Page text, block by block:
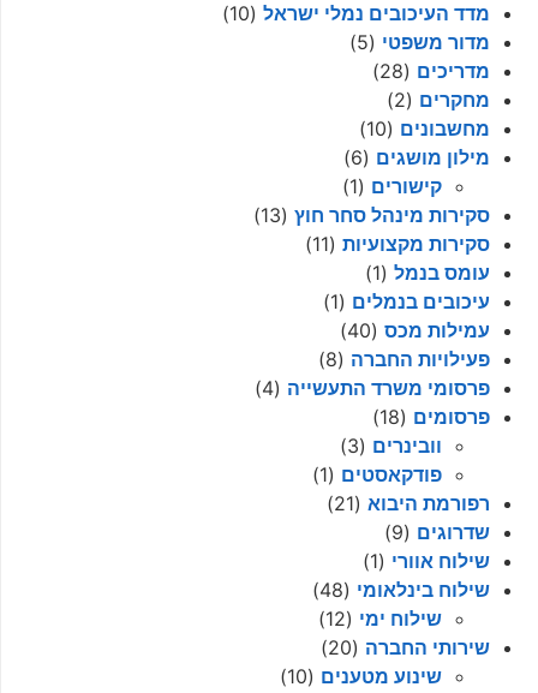
מדד העיכובים נמלי ישראל (10)
מדור משפטי (5)
מדריכים (28)
מחקרים (2)
מחשבונים (10)
מילון מושגים (6)
קישורים (1)
סקירות מינהל סחר חוץ (13)
סקירות מקצועיות (11)
עומס בנמל (1)
עיכובים בנמלים (1)
עמילות מכס (40)
פעילויות החברה (8)
פרסומי משרד התעשייה (4)
פרסומים (18)
וובינרים (3)
פודקאסטים (1)
רפורמת היבוא (21)
שדרוגים (9)
שילוח אוורי (1)
שילוח בינלאומי (48)
שילוח ימי (12)
שירותי החברה (20)
שינוע מטענים (10)